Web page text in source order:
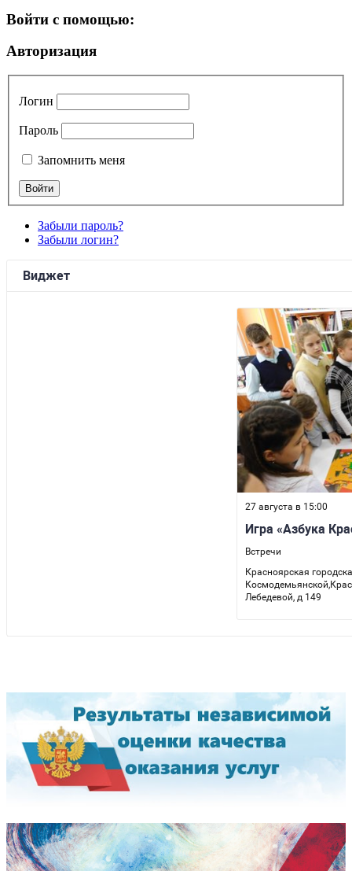
Войти с помощью:
Авторизация
Логин
Пароль
Запомнить меня
Забыли пароль?
Забыли логин?